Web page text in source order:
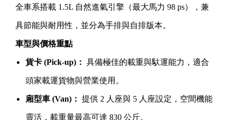
全車系搭載 1.5L 自然進氣引擎（最大馬力 98 ps），兼
具節能與耐用性，並分為手排與自排版本。
車型與價格重點
貨卡 (Pick-up)： 具備極佳的載重與馱運能力，適合
頭家載運貨物與營業使用。
廂型車 (Van)： 提供 2 人座與 5 人座設定，空間機能
靈活，載重量最高可達 830 公斤。